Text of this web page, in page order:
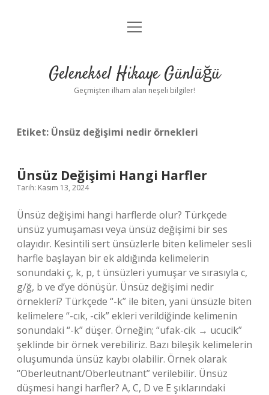
Anasayfa
Yasal Uyarı
menüyü
Geleneksel Hikaye Günlüğü
Geçmişten ilham alan neşeli bilgiler!
Etiket: Ünsüz değişimi nedir örnekleri
Ünsüz Değişimi Hangi Harfler
Tarih: Kasım 13, 2024
Ünsüz değişimi hangi harflerde olur? Türkçede
ünsüz yumuşaması veya ünsüz değişimi bir ses
olayıdır. Kesintili sert ünsüzlerle biten kelimeler sesli
harfle başlayan bir ek aldığında kelimelerin
sonundaki ç, k, p, t ünsüzleri yumuşar ve sırasıyla c,
g/ğ, b ve d’ye dönüşür. Ünsüz değişimi nedir
örnekleri? Türkçede “-k” ile biten, yani ünsüzle biten
kelimelere “-cık, -cik” ekleri verildiğinde kelimenin
sonundaki “-k” düşer. Örneğin; “ufak-cik → ucucik”
şeklinde bir örnek verebiliriz. Bazı bileşik kelimelerin
oluşumunda ünsüz kaybı olabilir. Örnek olarak
“Oberleutnant/Oberleutnant” verilebilir. Ünsüz
düşmesi hangi harfler? A, C, D ve E şıklarındaki